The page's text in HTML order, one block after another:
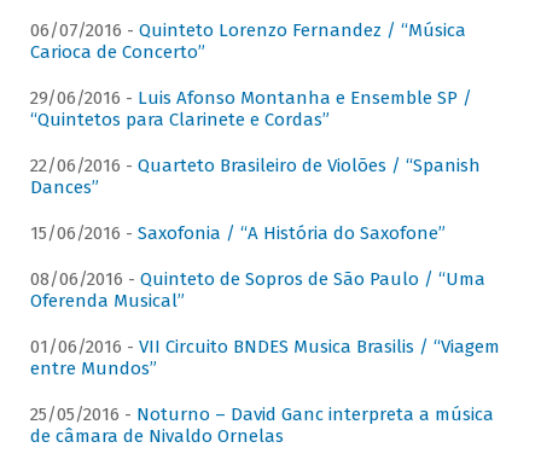
06/07/2016 - Quinteto Lorenzo Fernandez / “Música
Carioca de Concerto”
29/06/2016 - Luis Afonso Montanha e Ensemble SP /
“Quintetos para Clarinete e Cordas”
22/06/2016 - Quarteto Brasileiro de Violões / “Spanish
Dances”
15/06/2016 - Saxofonia / “A História do Saxofone”
08/06/2016 - Quinteto de Sopros de São Paulo / “Uma
Oferenda Musical”
01/06/2016 - VII Circuito BNDES Musica Brasilis / “Viagem
entre Mundos”
25/05/2016 - Noturno – David Ganc interpreta a música
de câmara de Nivaldo Ornelas